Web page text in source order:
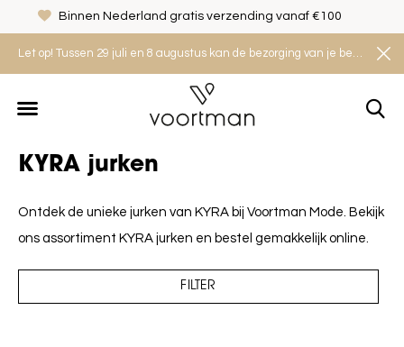
Let op! Tussen 29 juli en 8 augustus kan de bezorging van je bestelling iets langer duren. Houd rekening met een levertijd van 2 tot 4 werkdagen.
Binnen Nederland gratis verzending vanaf €100
KYRA jurken
Ontdek de unieke jurken van KYRA bij Voortman Mode. Bekijk
ons assortiment KYRA jurken en bestel gemakkelijk online.
FILTER